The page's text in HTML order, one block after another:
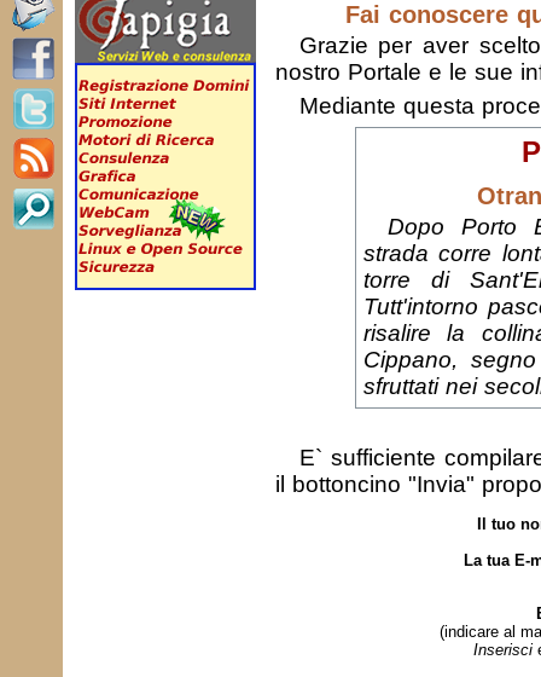
Fai conoscere
Grazie per aver
nostro Portale e le sue
Mediante questa
Dopo Porto
strada corre
torre di
Tutt'intorno
risalire la
Cippano,
sfruttati nei
E` sufficiente
il bottoncino "Invia"
Il tuo
La tua E-
(indicare al
Inserisci